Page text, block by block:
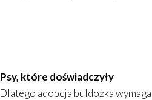
Psy, które doświadczyły
Dlatego adopcja buldożka wymaga